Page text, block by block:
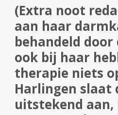
(Extra noot
aan haar
behandeld
ook bij haar
therapie niets
Harlingen slaat
uitstekend